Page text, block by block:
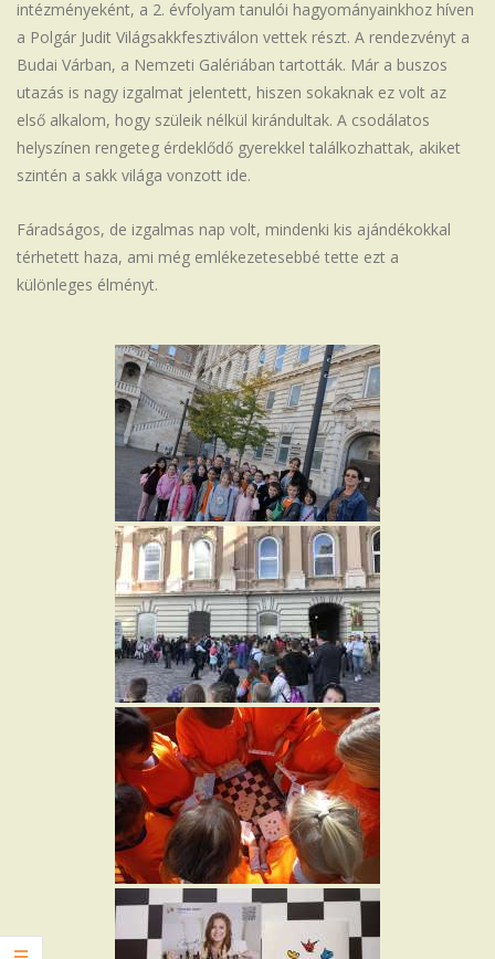
Iskola
intézményeként, a 2. évfolyam tanulói hagyományainkhoz híven
a Polgár Judit Világsakkfesztiválon vettek részt. A rendezvényt a
Budai Várban, a Nemzeti Galériában tartották. Már a buszos
utazás is nagy izgalmat jelentett, hiszen sokaknak ez volt az
első alkalom, hogy szüleik nélkül kirándultak. A csodálatos
helyszínen rengeteg érdeklődő gyerekkel találkozhattak, akiket
szintén a sakk világa vonzott ide.
Fáradságos, de izgalmas nap volt, mindenki kis ajándékokkal
térhetett haza, ami még emlékezetesebbé tette ezt a
különleges élményt.